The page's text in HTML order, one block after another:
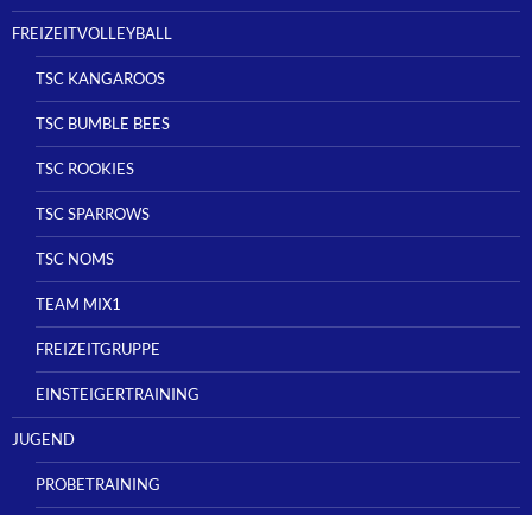
FREIZEITVOLLEYBALL
TSC KANGAROOS
TSC BUMBLE BEES
TSC ROOKIES
TSC SPARROWS
TSC NOMS
TEAM MIX1
FREIZEITGRUPPE
EINSTEIGERTRAINING
JUGEND
PROBETRAINING